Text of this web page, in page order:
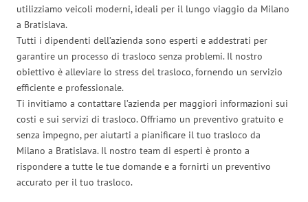
utilizziamo veicoli moderni, ideali per il lungo viaggio da Milano
a Bratislava.
Tutti i dipendenti dell’azienda sono esperti e addestrati per
garantire un processo di trasloco senza problemi. Il nostro
obiettivo è alleviare lo stress del trasloco, fornendo un servizio
efficiente e professionale.
Ti invitiamo a contattare l’azienda per maggiori informazioni sui
costi e sui servizi di trasloco. Offriamo un preventivo gratuito e
senza impegno, per aiutarti a pianificare il tuo trasloco da
Milano a Bratislava. Il nostro team di esperti è pronto a
rispondere a tutte le tue domande e a fornirti un preventivo
accurato per il tuo trasloco.